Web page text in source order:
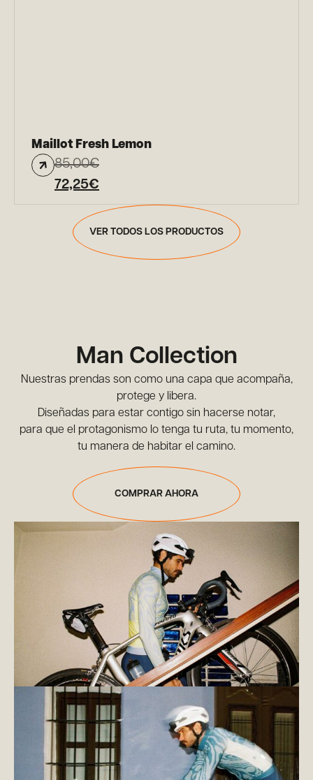
Maillot Fresh Lemon
85,00€
72,25€
VER TODOS LOS PRODUCTOS
Man Collection
Nuestras prendas son como una capa que acompaña,
protege y libera.
Diseñadas para estar contigo sin hacerse notar,
para que el protagonismo lo tenga tu ruta, tu momento,
tu manera de habitar el camino.
COMPRAR AHORA